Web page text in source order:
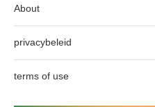
About
privacybeleid
terms of use